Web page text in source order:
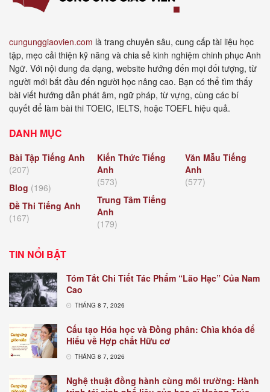
cungunggiaovien.com là trang chuyên sâu, cung cấp tài liệu học
tập, mẹo cải thiện kỹ năng và chia sẻ kinh nghiệm chinh phục Anh
Ngữ. Với nội dung đa dạng, website hướng đến mọi đối tượng, từ
người mới bắt đầu đến người học nâng cao. Bạn có thể tìm thấy
bài viết hướng dẫn phát âm, ngữ pháp, từ vựng, cùng các bí
quyết để làm bài thi TOEIC, IELTS, hoặc TOEFL hiệu quả.
DANH MỤC
Bài Tập Tiếng Anh
(207)
Blog (196)
Đề Thi Tiếng Anh
(167)
Kiến Thức Tiếng
Anh
(573)
Trung Tâm Tiếng
Anh
(179)
Văn Mẫu Tiếng
Anh
(577)
TIN NỔI BẬT
Tóm Tắt Chi Tiết Tác Phẩm “Lão Hạc” Của Nam
Cao
THÁNG 8 7, 2026
Cấu tạo Hóa học và Đồng phân: Chìa khóa để
Hiểu về Hợp chất Hữu cơ
THÁNG 8 7, 2026
Nghệ thuật đồng hành cùng môi trường: Hành